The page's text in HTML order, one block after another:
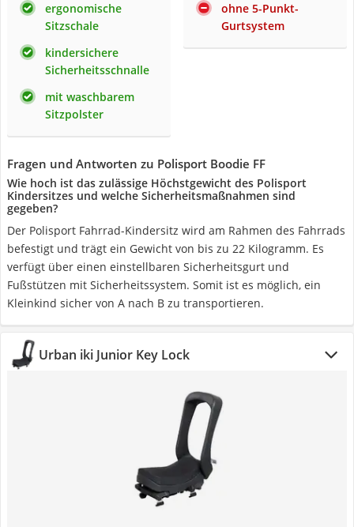
ergonomische
Sitzschale
kindersichere
Sicherheitsschnalle
mit waschbarem
Sitzpolster
ohne 5-Punkt-
Gurtsystem
Fragen und Antworten zu Polisport Boodie FF
Wie hoch ist das zulässige Höchstgewicht des Polisport
Kindersitzes und welche Sicherheitsmaßnahmen sind
gegeben?
Der Polisport Fahrrad-Kindersitz wird am Rahmen des Fahrrads
befestigt und trägt ein Gewicht von bis zu 22 Kilogramm. Es
verfügt über einen einstellbaren Sicherheitsgurt und
Fußstützen mit Sicherheitssystem. Somit ist es möglich, ein
Kleinkind sicher von A nach B zu transportieren.
Urban iki Junior Key Lock